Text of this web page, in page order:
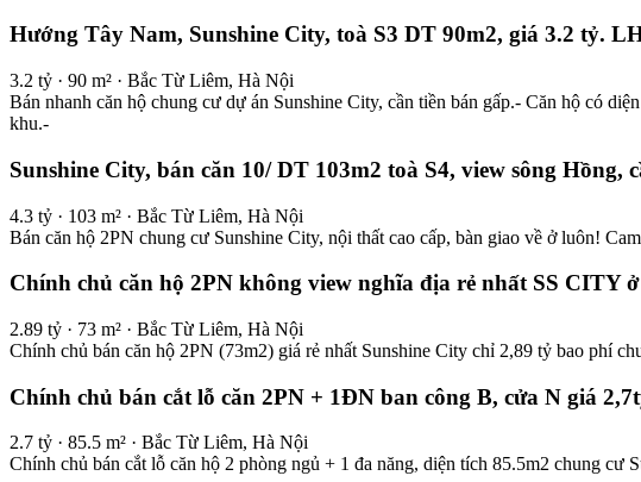
Hướng Tây Nam, Sunshine City, toà S3 DT 90m2, giá 3.2 tỷ.
3.2 tỷ · 90 m² · Bắc Từ Liêm, Hà Nội
Bán nhanh căn hộ chung cư dự án Sunshine City, cần tiền bán gấp.- Căn hộ có
khu.-
Sunshine City, bán căn 10/ DT 103m2 toà S4, view sông
4.3 tỷ · 103 m² · Bắc Từ Liêm, Hà Nội
Bán căn hộ 2PN chung cư Sunshine City, nội thất cao cấp, bàn giao về ở luôn!
Chính chủ căn hộ 2PN không view nghĩa địa rẻ nhất SS CITY
2.89 tỷ · 73 m² · Bắc Từ Liêm, Hà Nội
Chính chủ bán căn hộ 2PN (73m2) giá rẻ nhất Sunshine City chỉ 2,89 tỷ bao phí
Chính chủ bán cắt lỗ căn 2PN + 1ĐN ban công B, cửa N giá
2.7 tỷ · 85.5 m² · Bắc Từ Liêm, Hà Nội
Chính chủ bán cắt lỗ căn hộ 2 phòng ngủ + 1 đa năng, diện tích 85.5m2 chung